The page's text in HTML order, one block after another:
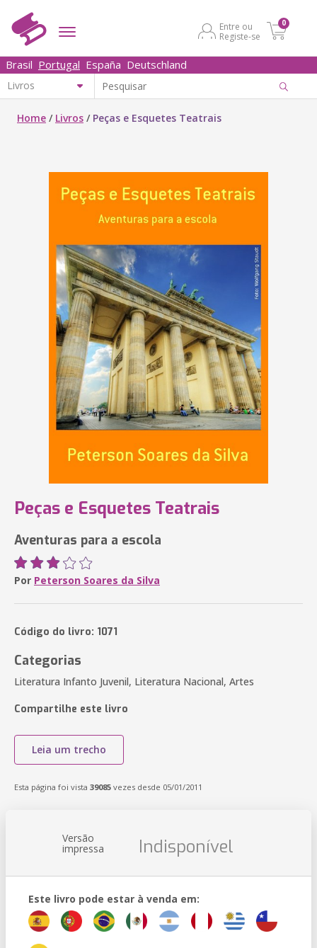
Entre ou
Registe-se
0
Brasil Portugal España Deutschland
Home / Livros / Peças e Esquetes Teatrais
Peças e Esquetes Teatrais
Aventuras para a escola
Por Peterson Soares da Silva
Código do livro: 1071
Categorias
Literatura Infanto Juvenil, Literatura Nacional, Artes
Compartilhe este livro
Leia um trecho
Esta página foi vista 39085 vezes desde 05/01/2011
Versão
impressa Indisponível
Este livro pode estar à venda em: